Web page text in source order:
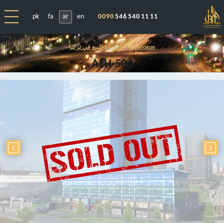
0090 546 540 11 11
en
ar
fa
pk
Catalogue عقارات للبيع في تركيا
ALH-504